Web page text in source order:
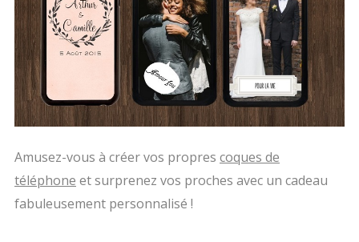
Amusez-vous à créer vos propres coques de
téléphone et surprenez vos proches avec un cadeau
fabuleusement personnalisé !